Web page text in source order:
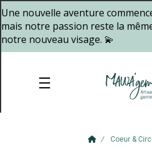
Une nouvelle aventure
mais notre passion reste la
notre nouveau visage. 💫
Coeur &
Panneau de gestion des cookies